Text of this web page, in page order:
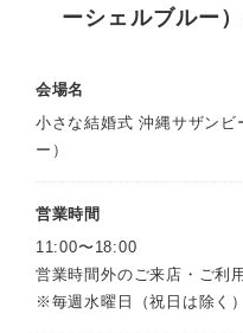
ーシェルブルー
会場名
小さな結婚式 沖縄サザン
ー）
営業時間
11:00〜18:00
営業時間外のご来店・ご利
※毎週水曜日（祝日は除く）